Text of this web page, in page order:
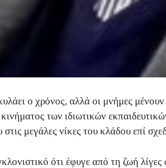
ο χρόνος, αλλά οι μνήμες
των ιδιωτικών
μεγάλες νίκες του κλάδου επί
ότι έφυγε από τη ζωή